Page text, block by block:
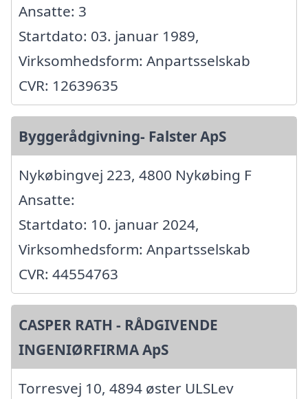
Ansatte: 3
Startdato: 03. januar 1989,
Virksomhedsform: Anpartsselskab
CVR: 12639635
Byggerådgivning- Falster ApS
Nykøbingvej 223, 4800 Nykøbing F
Ansatte:
Startdato: 10. januar 2024,
Virksomhedsform: Anpartsselskab
CVR: 44554763
CASPER RATH - RÅDGIVENDE
INGENIØRFIRMA ApS
Torresvej 10, 4894 øster ULSLev